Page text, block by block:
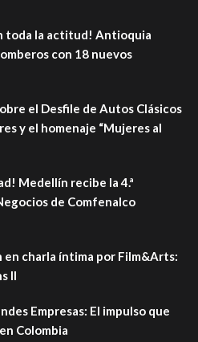
toda la actitud! Antioquia
con 18 nuevos
el Desfile de Autos Clásicos
y el homenaje “Mujeres al
Medellín recibe la 4.ª
de Comfenalco
en charla íntima por Film&Arts:
II
Empresas: El impulso que
Colombia